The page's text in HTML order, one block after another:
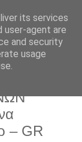
– GR
its services
user-agent are
and security
usage